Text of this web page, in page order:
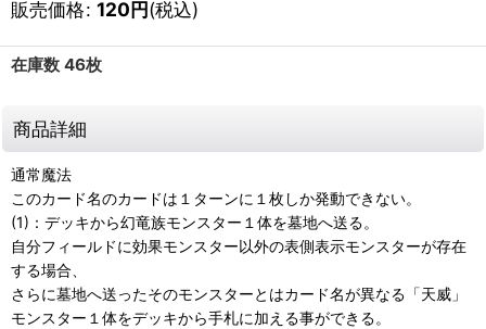
販売価格: 120円(税込)
在庫数 46枚
商品詳細
通常魔法
このカード名のカードは１ターンに１枚しか発動できない。
(1)：デッキから幻竜族モンスター１体を墓地へ送る。
自分フィールドに効果モンスター以外の表側表示モンスターが存在
する場合、
さらに墓地へ送ったそのモンスターとはカード名が異なる「天威」
モンスター１体をデッキから手札に加える事ができる。